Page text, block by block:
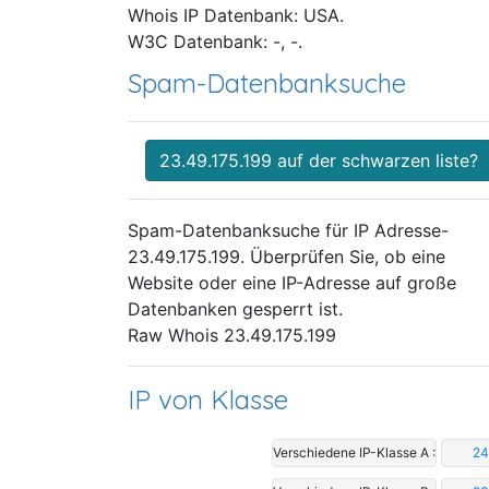
Whois IP Datenbank: USA.
W3C Datenbank: -, -.
Spam-Datenbanksuche
23.49.175.199 auf der schwarzen liste?
Spam-Datenbanksuche für IP Adresse-
23.49.175.199. Überprüfen Sie, ob eine
Website oder eine IP-Adresse auf große
Datenbanken gesperrt ist.
Raw Whois 23.49.175.199
IP von Klasse
Verschiedene IP-Klasse A :